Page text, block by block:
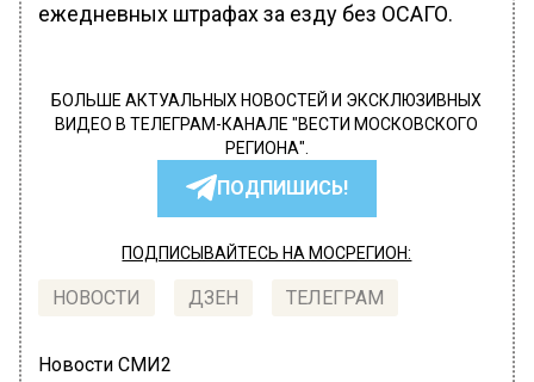
ежедневных штрафах за езду без ОСАГО.
БОЛЬШЕ АКТУАЛЬНЫХ НОВОСТЕЙ И ЭКСКЛЮЗИВНЫХ
ВИДЕО В ТЕЛЕГРАМ-КАНАЛЕ "ВЕСТИ МОСКОВСКОГО
РЕГИОНА".
ПОДПИШИСЬ!
ПОДПИСЫВАЙТЕСЬ НА МОСРЕГИОН:
НОВОСТИ ДЗЕН ТЕЛЕГРАМ
Новости СМИ2